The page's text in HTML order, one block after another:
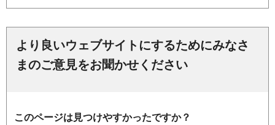
より良いウェブサイトにするためにみなさ
まのご意見をお聞かせください
このページは見つけやすかったですか？